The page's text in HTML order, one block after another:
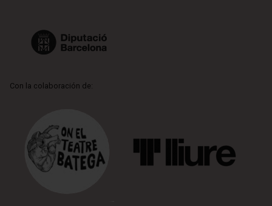
Con la colaboración de: